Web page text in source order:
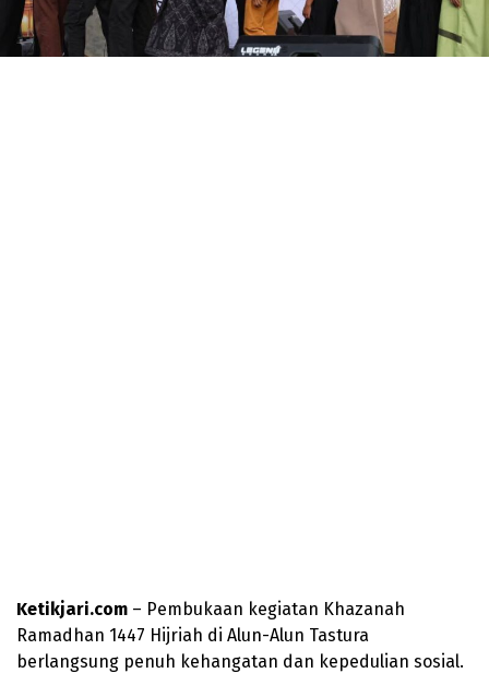
Ketikjari.com – Pembukaan kegiatan Khazanah
Ramadhan 1447 Hijriah di Alun-Alun Tastura
berlangsung penuh kehangatan dan kepedulian sosial.